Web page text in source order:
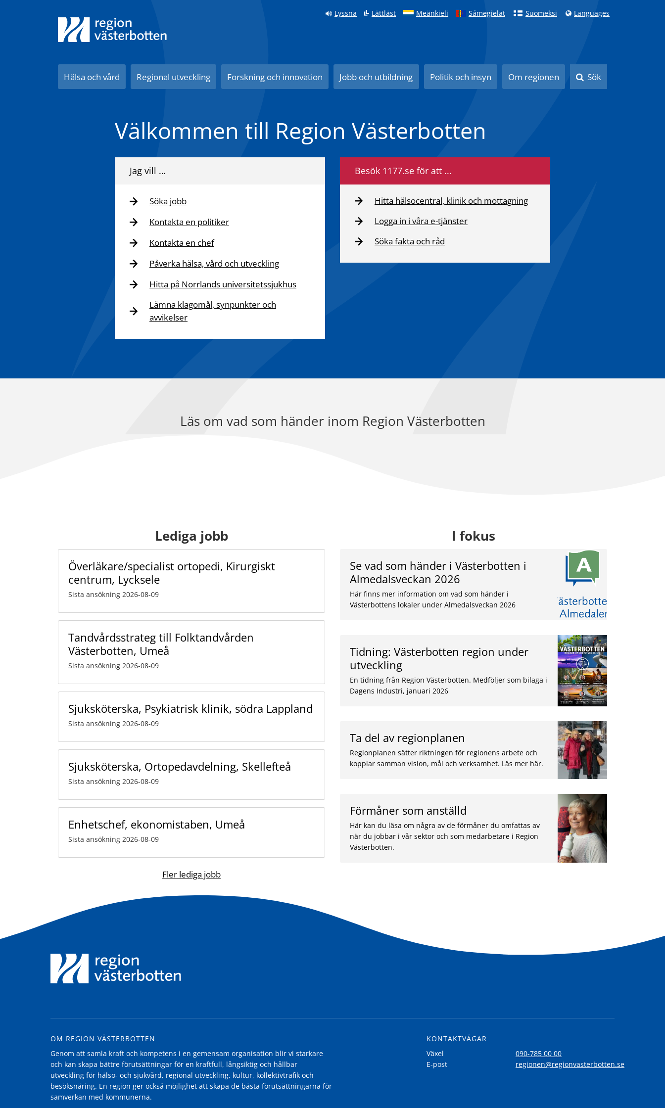
Lyssna Lättläst Meänkieli Sámegielat Suomeksi Languages
Hälsa och vård Regional utveckling Forskning och innovation Jobb och utbildning Politik och insyn Om regionen Sök
Välkommen till Region Västerbotten
Jag vill …
Söka jobb
Kontakta en politiker
Kontakta en chef
Påverka hälsa, vård och utveckling
Hitta på Norrlands universitetssjukhus
Lämna klagomål, synpunkter och
avvikelser
Besök 1177.se för att ...
Hitta hälsocentral, klinik och mottagning
Logga in i våra e-tjänster
Söka fakta och råd
Läs om vad som händer inom Region Västerbotten
Lediga jobb
Överläkare/specialist ortopedi, Kirurgiskt
centrum, Lycksele
Sista ansökning 2026-08-09
Tandvårdsstrateg till Folktandvården
Västerbotten, Umeå
Sista ansökning 2026-08-09
Sjuksköterska, Psykiatrisk klinik, södra Lappland
Sista ansökning 2026-08-09
Sjuksköterska, Ortopedavdelning, Skellefteå
Sista ansökning 2026-08-09
Enhetschef, ekonomistaben, Umeå
Sista ansökning 2026-08-09
Fler lediga jobb
I fokus
Se vad som händer i Västerbotten i
Almedalsveckan 2026
Här finns mer information om vad som händer i
Västerbottens lokaler under Almedalsveckan 2026
Tidning: Västerbotten region under
utveckling
En tidning från Region Västerbotten. Medföljer som bilaga i
Dagens Industri, januari 2026
Ta del av regionplanen
Regionplanen sätter riktningen för regionens arbete och
kopplar samman vision, mål och verksamhet. Läs mer här.
Förmåner som anställd
Här kan du läsa om några av de förmåner du omfattas av
när du jobbar i vår sektor och som medarbetare i Region
Västerbotten.
OM REGION VÄSTERBOTTEN
Genom att samla kraft och kompetens i en gemensam organisation blir vi starkare
och kan skapa bättre förutsättningar för en kraftfull, långsiktig och hållbar
utveckling för hälso- och sjukvård, regional utveckling, kultur, kollektivtrafik och
besöksnäring. En region ger också möjlighet att skapa de bästa förutsättningarna för
samverkan med kommunerna.
KONTAKTVÄGAR
Växel
090-785 00 00
E-post
regionen@regionvasterbotten.se